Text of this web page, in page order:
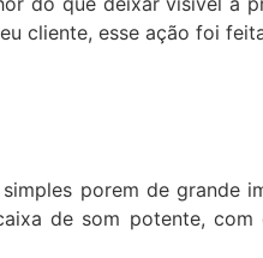
cliente, esse ação foi
porem de grande
de som potente,